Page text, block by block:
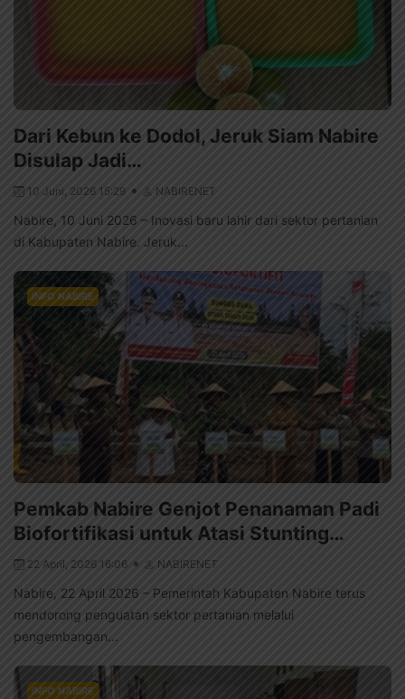
Dari Kebun ke Dodol, Jeruk Siam Nabire
Disulap Jadi…
10 Juni, 2026 15:29 NABIRENET
Nabire, 10 Juni 2026 – Inovasi baru lahir dari sektor pertanian
di Kabupaten Nabire. Jeruk...
INFO NABIRE
Pemkab Nabire Genjot Penanaman Padi
Biofortifikasi untuk Atasi Stunting…
22 April, 2026 16:06 NABIRENET
Nabire, 22 April 2026 – Pemerintah Kabupaten Nabire terus
mendorong penguatan sektor pertanian melalui
pengembangan...
INFO NABIRE